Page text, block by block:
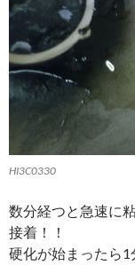
HI3C0330
数分経つと急速に
接着！！
硬化が始まったら1